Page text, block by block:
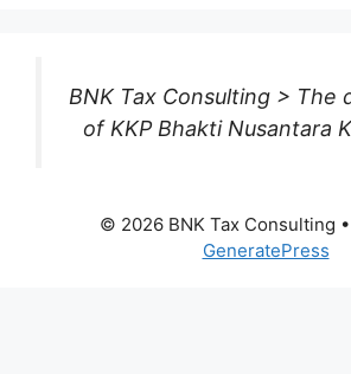
BNK Tax Consulting > The
of KKP Bhakti Nusantara
© 2026 BNK Tax Consulting
GeneratePress